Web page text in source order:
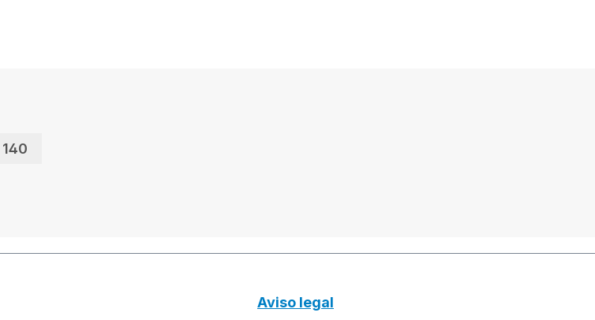
Aviso legal